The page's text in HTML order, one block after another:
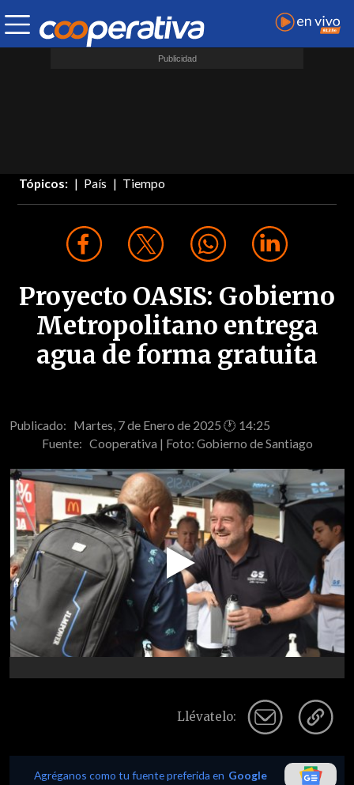
Tópicos: País Tiempo
Proyecto OASIS: Gobierno
Metropolitano entrega
agua de forma gratuita
Publicado: Martes, 7 de Enero de 2025 🕐 14:25
Fuente: Cooperativa | Foto: Gobierno de Santiago
Play
Video
Llévatelo:
Agréganos como tu fuente preferida en Google